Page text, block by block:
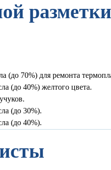
разметки
70%) для ремонта
(до 40%) желтого цвета.
(до 30%).
(до 40%).